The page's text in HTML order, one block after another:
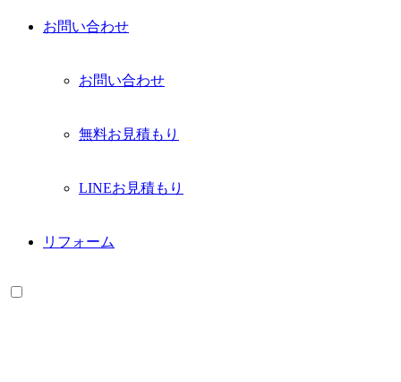
お問い合わせ
お問い合わせ
無料お見積もり
LINEお見積もり
リフォーム